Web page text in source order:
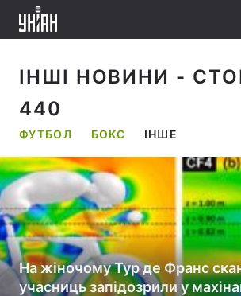
ІНШІ НОВИНИ -
440
ФУТБОЛ БОКС ІНШЕ
На жіночому Тур де Франс
учасниць запідозрили у